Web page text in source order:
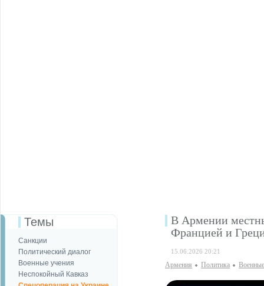
Темы
Санкции
Политический диалог
Военные учения
Неспокойный Кавказ
В Армении
Францией и
15.06.2026 20:21
Армения Политика